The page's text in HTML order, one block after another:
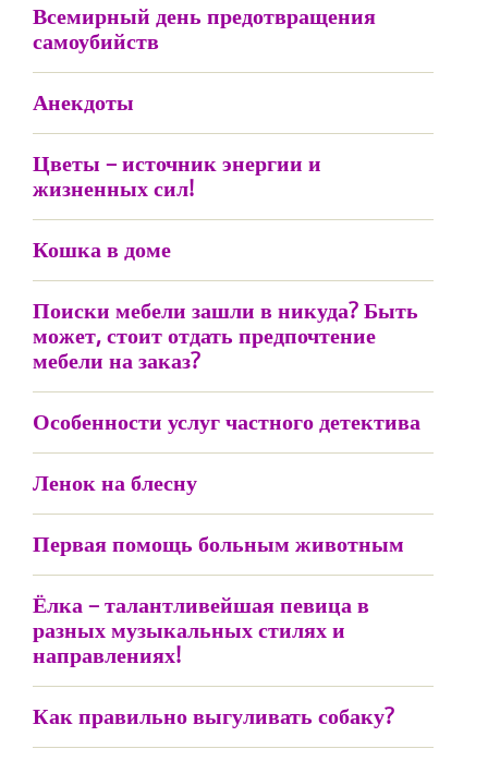
Всемирный день предотвращения
самоубийств
Анекдоты
Цветы – источник энергии и
жизненных сил!
Кошка в доме
Поиски мебели зашли в никуда? Быть
может, стоит отдать предпочтение
мебели на заказ?
Особенности услуг частного детектива
Ленок на блесну
Первая помощь больным животным
Ёлка – талантливейшая певица в
разных музыкальных стилях и
направлениях!
Как правильно выгуливать собаку?